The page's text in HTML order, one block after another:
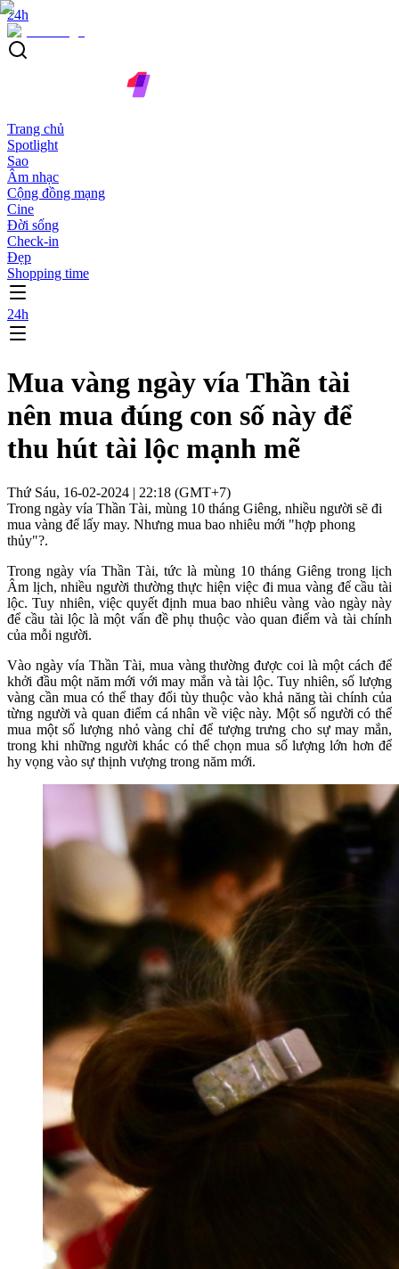
24h
Trang chủ
Spotlight
Sao
Âm nhạc
Cộng đồng mạng
Cine
Đời sống
Check-in
Đẹp
Shopping time
24h
Mua vàng ngày vía Thần tài
nên mua đúng con số này để
thu hút tài lộc mạnh mẽ
Thứ Sáu, 16-02-2024 | 22:18 (GMT+7)
Trong ngày vía Thần Tài, mùng 10 tháng Giêng, nhiều người sẽ đi
mua vàng để lấy may. Nhưng mua bao nhiêu mới "hợp phong
thủy"?.
Trong ngày vía Thần Tài, tức là mùng 10 tháng Giêng trong lịch
Âm lịch, nhiều người thường thực hiện việc đi mua vàng để cầu tài
lộc. Tuy nhiên, việc quyết định mua bao nhiêu vàng vào ngày này
để cầu tài lộc là một vấn đề phụ thuộc vào quan điểm và tài chính
của mỗi người.
Vào ngày vía Thần Tài, mua vàng thường được coi là một cách để
khởi đầu một năm mới với may mắn và tài lộc. Tuy nhiên, số lượng
vàng cần mua có thể thay đổi tùy thuộc vào khả năng tài chính của
từng người và quan điểm cá nhân về việc này. Một số người có thể
mua một số lượng nhỏ vàng chỉ để tượng trưng cho sự may mắn,
trong khi những người khác có thể chọn mua số lượng lớn hơn để
hy vọng vào sự thịnh vượng trong năm mới.